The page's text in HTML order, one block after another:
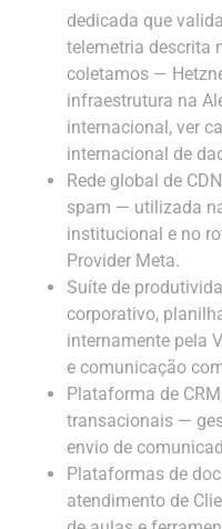
dedicada que
telemetria descrita
coletamos —
infraestrutura na
internacional, ver
internacional de
Rede global de
spam — utilizada
institucional e no
Provider Meta.
Suíte de
corporativo,
internamente pela
e comunicação
Plataforma de
transacionais —
envio de
Plataformas de
atendimento de